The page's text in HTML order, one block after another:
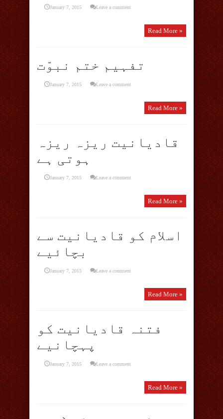
January 7, 2015 Leave a comment
Read More »
تفہیم ختم نبوّت
January 7, 2015 Leave a comment
Read More »
قادیانیت ریزہ ریزہ
ہوتی ہے
January 7, 2015 Leave a comment
Read More »
اسلام کو قادیانیت سے
بچائیے
January 7, 2015 Leave a comment
Read More »
فتنہ قادیانیت کو
پہچانیے
January 7, 2015 Leave a comment
Read More »